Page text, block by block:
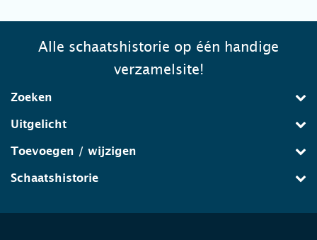
Alle schaatshistorie op één handige
verzamelsite!
Zoeken
Uitgelicht
Toevoegen / wijzigen
Schaatshistorie